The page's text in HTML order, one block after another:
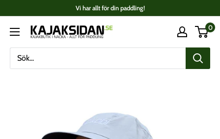
innehåll
Vi har allt för din paddling!
Kajaksidan
0